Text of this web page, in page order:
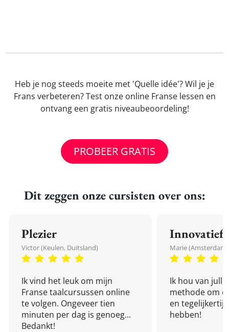
Heb je nog steeds moeite met 'Quelle idée'? Wil je je
Frans verbeteren? Test onze online Franse lessen en
ontvang een gratis niveaubeoordeling!
PROBEER GRATIS
Dit zeggen onze cursisten over ons:
Plezier
Victor (Keulen, Duitsland)
Ik vind het leuk om mijn
Franse taalcursussen online
te volgen. Ongeveer tien
minuten per dag is genoeg...
Bedankt!
Innovatief
Marie
Ik hou van
methode om
en
hebben!